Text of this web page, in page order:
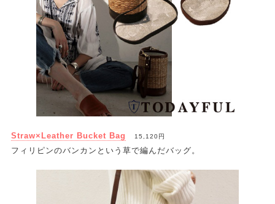
Straw×Leather Bucket Bag 15,120円
フィリピンのバンカンという草で編んだバッグ。